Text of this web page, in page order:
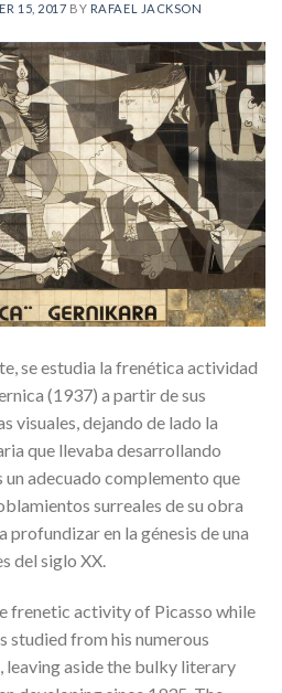
15, 2017 BY RAFAEL JACKSON
se estudia la frenética actividad
(1937) a partir de sus
visuales, dejando de lado la
que llevaba desarrollando
un adecuado complemento que
surreales de su obra
profundizar en la génesis de una
del siglo XX.
frenetic activity of Picasso while
studied from his numerous
leaving aside the bulky literary